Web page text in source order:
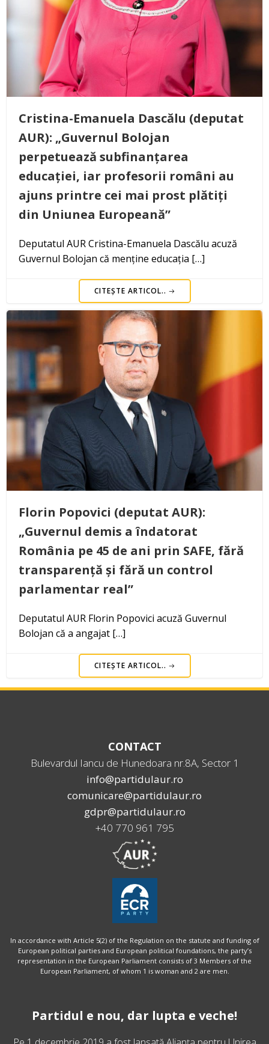
Cristina-Emanuela Dascălu (deputat
AUR): „Guvernul Bolojan
perpetuează subfinanțarea
educației, iar profesorii români au
ajuns printre cei mai prost plătiți
din Uniunea Europeană”
Deputatul AUR Cristina-Emanuela Dascălu acuză
Guvernul Bolojan că menține educația […]
CITEȘTE ARTICOL..
Florin Popovici (deputat AUR):
„Guvernul demis a îndatorat
România pe 45 de ani prin SAFE, fără
transparență și fără un control
parlamentar real”
Deputatul AUR Florin Popovici acuză Guvernul
Bolojan că a angajat […]
CITEȘTE ARTICOL..
CONTACT
Bulevardul Iancu de Hunedoara nr.8A, Sector 1
info@partidulaur.ro
comunicare@partidulaur.ro
gdpr@partidulaur.ro
+40 770 961 795
In accordance with Article 5(2) of the Regulation on the statute and funding of
European political parties and European political foundations, the party’s
representation in the European Parliament consists of 3 Members of the
European Parliament, of whom 1 is woman and 2 are men.
Partidul e nou, dar lupta e veche!